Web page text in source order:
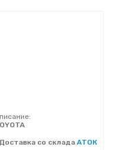
со склада АТОК